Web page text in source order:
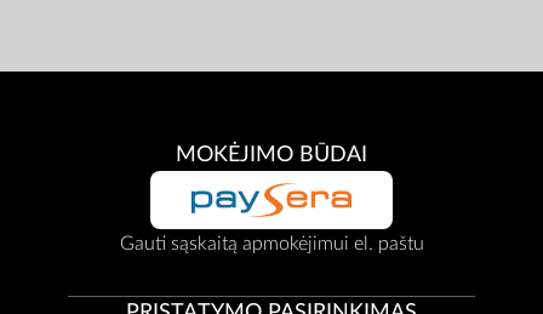
MOKĖJIMO BŪDAI
Gauti sąskaitą apmokėjimui el. paštu